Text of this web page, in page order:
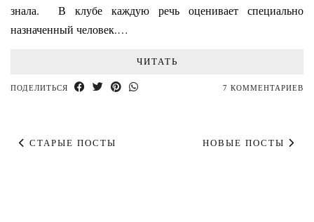
знала. В клубе каждую речь оценивает специально
назначенный человек.…
ЧИТАТЬ
ПОДЕЛИТЬСЯ 7 КОММЕНТАРИЕВ
СТАРЫЕ ПОСТЫ НОВЫЕ ПОСТЫ